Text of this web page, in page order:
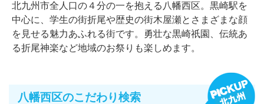
北九州市全人口の４分の一を抱える八幡西区。黒崎駅を
中心に、学生の街折尾や歴史の街木屋瀬とさまざまな顔
を見せる魅力あふれる街です。勇壮な黒崎祇園、伝統あ
る折尾神楽など地域のお祭りも楽しめます。
八幡西区のこだわり検索